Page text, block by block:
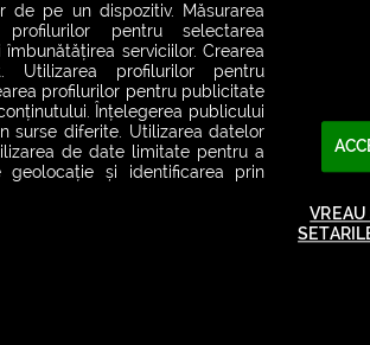
2026© SMART RADIO. Toate
de pe un dispozitiv. Măsurarea
profilurilor pentru selectarea
serviciilor. Crearea
Utilizarea profilurilor pentru
profilurilor pentru publicitate
Înțelegerea publicului
surse diferite. Utilizarea datelor
de date limitate pentru a
și identificarea prin
VREAU